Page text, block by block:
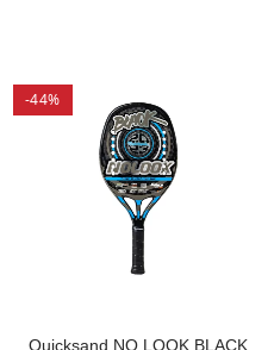
-44%
Quicksand NO LOOK BLACK